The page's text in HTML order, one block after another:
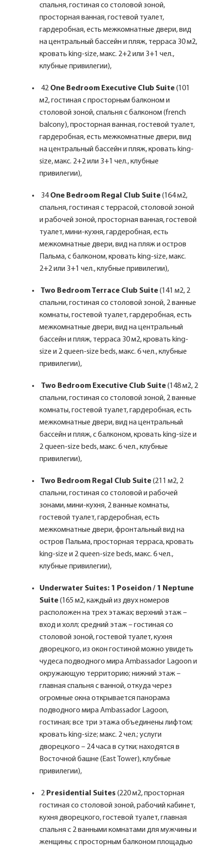
спальня, гостиная со столовой зоной,
просторная ванная, гостевой туалет,
гардеробная, есть межкомнатные двери, вид
на центральный бассейн и пляж, терраса 30 м2,
кровать king-size, макс. 2+2 или 3+1 чел.,
клубные привилегии),
42 One Bedroom Executive Club Suite(101
м2, гостиная с просторным балконом и
столовой зоной, спальня с балконом (french
balcony), просторная ванная, гостевой туалет,
гардеробная, есть межкомнатные двери, вид
на центральный бассейн и пляж, кровать king-
size, макс. 2+2 или 3+1 чел., клубные
привилегии),
34One Bedroom Regal Club Suite(164 м2,
спальня, гостиная с террасой, столовой зоной
и рабочей зоной, просторная ванная, гостевой
туалет, мини-кухня, гардеробная, есть
межкомнатные двери, вид на пляж и остров
Пальма, с балконом, кровать king-size, макс.
2+2 или 3+1 чел., клубные привилегии),
Two Bedroom Terrace Club Suite(141 м2, 2
спальни, гостиная со столовой зоной, 2 ванные
комнаты, гостевой туалет, гардеробная, есть
межкомнатные двери, вид на центральный
бассейн и пляж, терраса 30 м2, кровать king-
size и 2 queen-size beds, макс. 6 чел., клубные
привилегии),
Two Bedroom Executive Club Suite(148 м2, 2
спальни, гостиная со столовой зоной, 2 ванные
комнаты, гостевой туалет, гардеробная, есть
межкомнатные двери, вид на центральный
бассейн и пляж, с балконом, кровать king-size и
2 queen-size beds, макс. 6 чел., клубные
привилегии),
Two Bedroom Regal Club Suite(211 м2, 2
спальни, гостиная со столовой и рабочей
зонами, мини-кухня, 2 ванные комнаты,
гостевой туалет, гардеробная, есть
межкомнатные двери, фронтальный вид на
остров Пальма, просторная терраса, кровать
king-size и 2 queen-size beds, макс. 6 чел.,
клубные привилегии),
Underwater Suites: 1 Poseidon / 1 Neptune
Suite(165 м2, каждый из двух номеров
расположен на трех этажах; верхний этаж –
вход и холл; средний этаж – гостиная со
столовой зоной, гостевой туалет, кухня
дворецкого, из окон гостиной можно увидеть
чудеса подводного мира Ambassador Lagoon и
окружающую территорию; нижний этаж –
главная спальня с ванной, откуда через
огромные окна открывается панорама
подводного мира Ambassador Lagoon,
гостиная; все три этажа объединены лифтом;
кровать king-size; макс. 2 чел.; услуги
дворецкого – 24 часа в сутки; находятся в
Восточной башне (East Tower), клубные
привилегии),
2 Presidential Suites (220 м2, просторная
гостиная со столовой зоной, рабочий кабинет,
кухня дворецкого, гостевой туалет, главная
спальня с 2 ванными комнатами для мужчины и
женщины; с просторным балконом площадью